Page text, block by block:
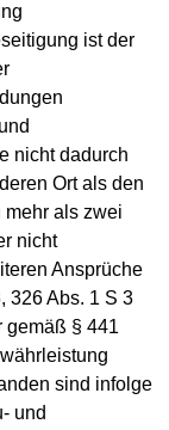
ist der
nicht dadurch
Ort als den
mehr als zwei
nicht
Ansprüche
326 Abs. 1 S 3
gemäß § 441
sind infolge
und